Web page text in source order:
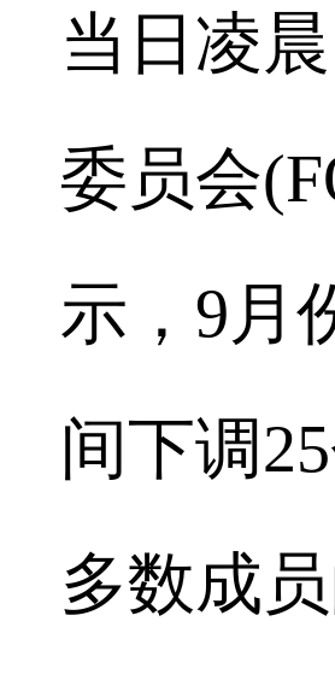
当日凌
委员会
示，9月
间下调
多数成